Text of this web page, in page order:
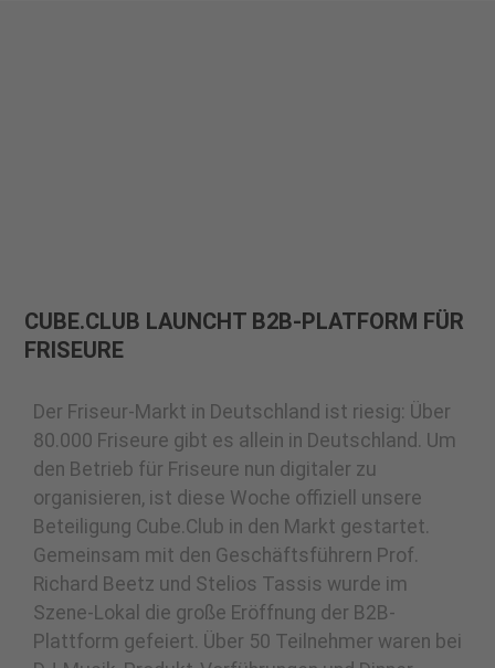
CUBE.CLUB LAUNCHT B2B-PLATFORM FÜR
FRISEURE
Der Friseur-Markt in Deutschland ist riesig: Über
80.000 Friseure gibt es allein in Deutschland. Um
den Betrieb für Friseure nun digitaler zu
organisieren, ist diese Woche offiziell unsere
Beteiligung Cube.Club in den Markt gestartet.
Gemeinsam mit den Geschäftsführern Prof.
Richard Beetz und Stelios Tassis wurde im
Szene-Lokal die große Eröffnung der B2B-
Plattform gefeiert. Über 50 Teilnehmer waren bei